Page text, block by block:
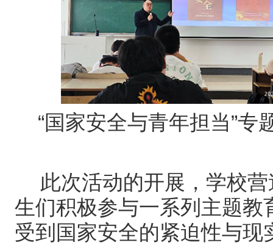
“国家安全与青年担当”专
此次活动的开展，学校
生们积极参与一系列主题教
受到 国家安全的紧迫性与现